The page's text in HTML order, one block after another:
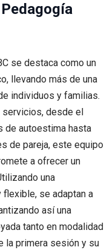
se destaca como un
llevando más de una
individuos y familias.
servicios, desde el
de autoestima hasta
de pareja, este equipo
a ofrecer un
una
se adaptan a
así una
tanto en modalidad
la primera sesión y su